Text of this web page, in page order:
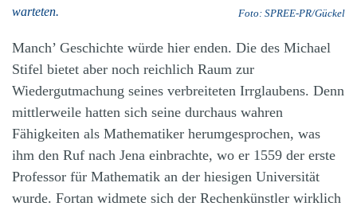
warteten.
Foto: SPREE-PR/Gückel
Manch’ Geschichte würde hier enden. Die des Michael
Stifel bietet aber noch reichlich Raum zur
Wiedergutmachung seines verbreiteten Irrglaubens. Denn
mittlerweile hatten sich seine durchaus wahren
Fähigkeiten als Mathematiker herumgesprochen, was
ihm den Ruf nach Jena einbrachte, wo er 1559 der erste
Professor für Mathematik an der hiesigen Universität
wurde. Fortan widmete sich der Rechenkünstler wirklich